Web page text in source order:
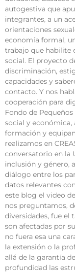
autogestiva que
integrantes, a un
orientaciones
economía formal,
trabajo que habilite
social. El proyecto
discriminación,
capacidades y
contacto. Y nos
cooperación para
Fondo de
social y económica,
formación y
realizamos en
conversatorio en la
inclusión y género,
diálogo entre los
datos relevantes
este blog el video
nos preguntamos,
diversidades, fue el
son afectadas por
no fuera esa una
la extensión o la
allá de la garantía
profundidad las